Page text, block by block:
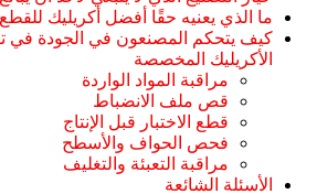
ما الذي يعنيه حقًا أفضل أكريليك للقطع
كيف يتحكم المصنعون في الجودة في
الأكريليك المخصصة
مراقبة المواد الواردة
قص ملف الانضباط
قطع الاختبار قبل الإنتاج
فحص الحواف والأسطح
مراقبة التعبئة والتغليف
الأسئلة الشائعة